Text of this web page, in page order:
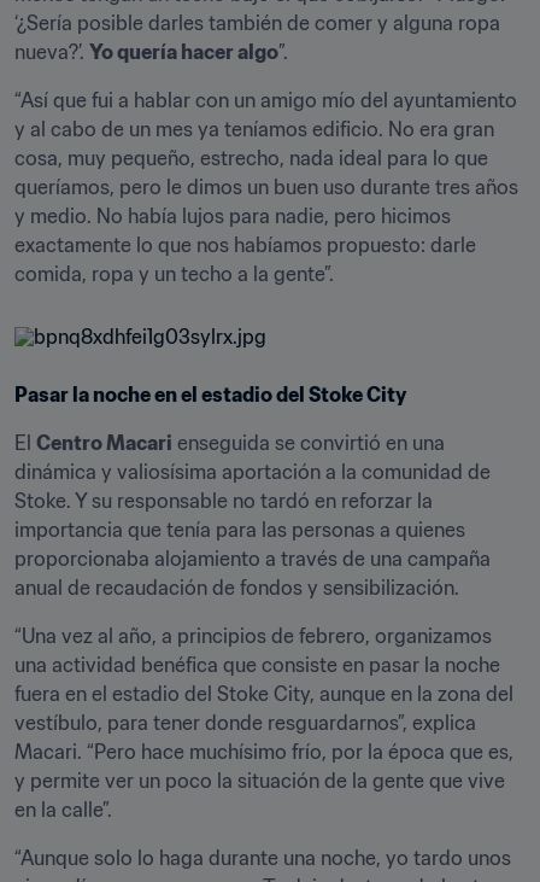
‘¿Sería posible darles también de comer y alguna ropa
nueva?’. Yo quería hacer algo”.
“Así que fui a hablar con un amigo mío del ayuntamiento
y al cabo de un mes ya teníamos edificio. No era gran
cosa, muy pequeño, estrecho, nada ideal para lo que
queríamos, pero le dimos un buen uso durante tres años
y medio. No había lujos para nadie, pero hicimos
exactamente lo que nos habíamos propuesto: darle
comida, ropa y un techo a la gente”.
Pasar la noche en el estadio del Stoke City
El Centro Macari enseguida se convirtió en una
dinámica y valiosísima aportación a la comunidad de
Stoke. Y su responsable no tardó en reforzar la
importancia que tenía para las personas a quienes
proporcionaba alojamiento a través de una campaña
anual de recaudación de fondos y sensibilización.
“Una vez al año, a principios de febrero, organizamos
una actividad benéfica que consiste en pasar la noche
fuera en el estadio del Stoke City, aunque en la zona del
vestíbulo, para tener donde resguardarnos”, explica
Macari. “Pero hace muchísimo frío, por la época que es,
y permite ver un poco la situación de la gente que vive
en la calle”.
“Aunque solo lo haga durante una noche, yo tardo unos